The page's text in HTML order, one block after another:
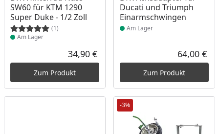
SW60 für KTM 1290
Super Duke - 1/2 Zoll
(1)
Am Lager
Aktueller Preis
34,90 €
Zum Produkt
Ducati und Triumph
Einarmschwingen
Am Lager
64,00 €
Zum Produkt
-3%